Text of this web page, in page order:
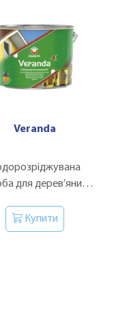
Veranda
для дерев’яних
Купити